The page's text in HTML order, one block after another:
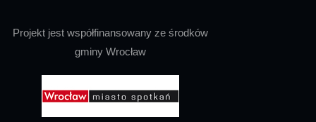
Projekt jest współfinansowany ze środków
gminy Wrocław